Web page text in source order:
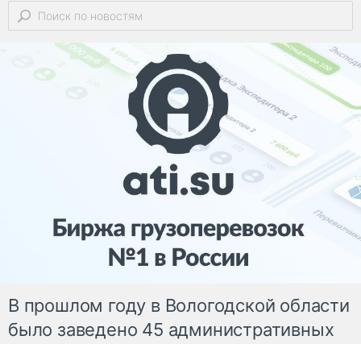
В прошлом году в Вологодской области
было заведено 45 административных